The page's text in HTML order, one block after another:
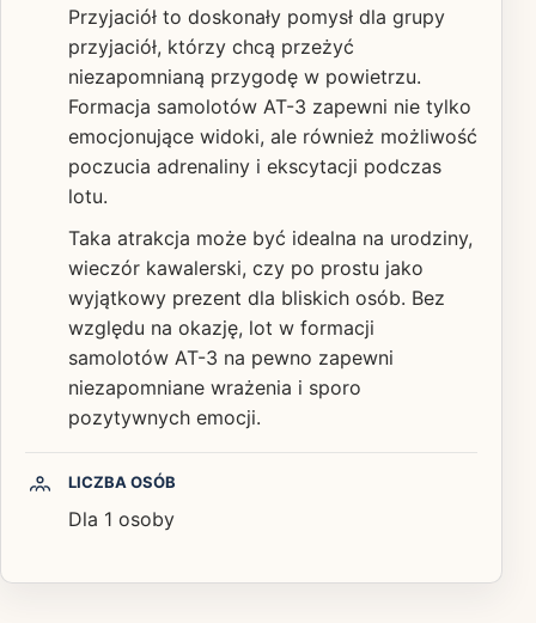
Przyjaciół to doskonały pomysł dla grupy
przyjaciół, którzy chcą przeżyć
niezapomnianą przygodę w powietrzu.
Formacja samolotów AT-3 zapewni nie tylko
emocjonujące widoki, ale również możliwość
poczucia adrenaliny i ekscytacji podczas
lotu.
Taka atrakcja może być idealna na urodziny,
wieczór kawalerski, czy po prostu jako
wyjątkowy prezent dla bliskich osób. Bez
względu na okazję, lot w formacji
samolotów AT-3 na pewno zapewni
niezapomniane wrażenia i sporo
pozytywnych emocji.
LICZBA OSÓB
Dla 1 osoby